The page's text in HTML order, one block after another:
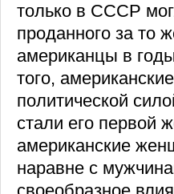
только в СССР
проданного за то
американцы в
того,
политической
стали его первой
американские
наравне с